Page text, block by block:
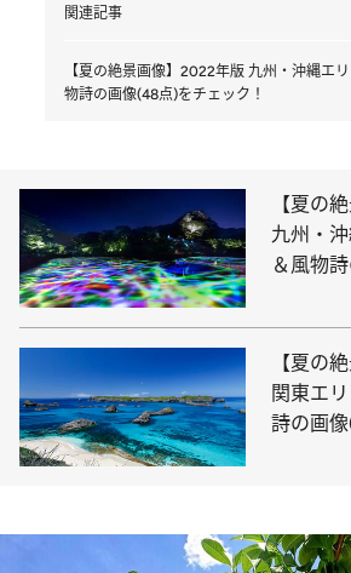
関連記事
【夏の絶景画像】2022年版 九州・沖縄エ
物詩の画像(48点)をチェック！
【夏の
九州・
＆風物
【夏の
関東エ
詩の画